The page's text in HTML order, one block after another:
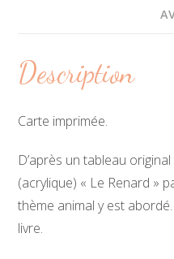
Description
Carte imprimée.
D’après un tableau
(acrylique) « Le Renard »
thème animal y est
livre.